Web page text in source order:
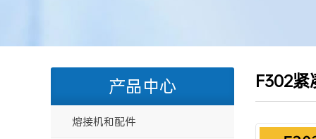
F302
产品中心
熔接机和配件